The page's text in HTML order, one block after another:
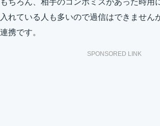
もちろん、相手のコンボミスがあった時用
入れている人も多いので過信はできません
連携です。
SPONSORED LINK